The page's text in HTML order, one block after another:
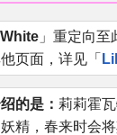
」重定向至
页面，详见「
的是： 莉莉霍
精，春来时会